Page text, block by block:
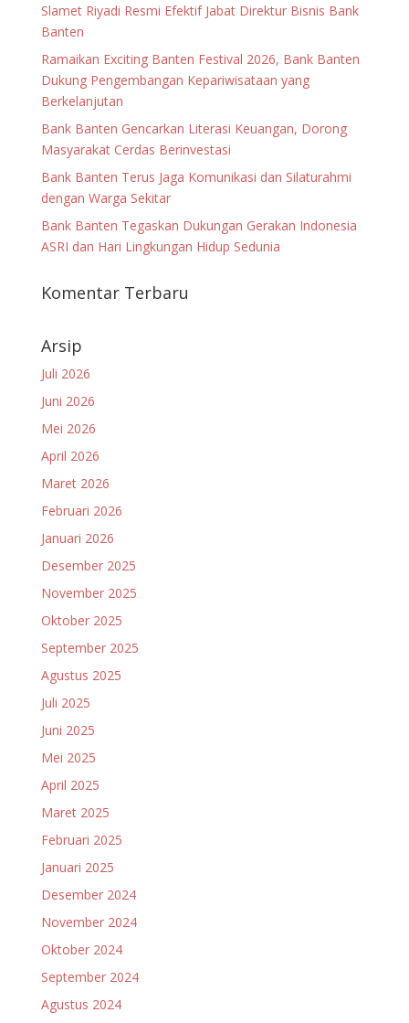
Slamet Riyadi Resmi Efektif Jabat Direktur Bisnis Bank
Banten
Ramaikan Exciting Banten Festival 2026, Bank Banten
Dukung Pengembangan Kepariwisataan yang
Berkelanjutan
Bank Banten Gencarkan Literasi Keuangan, Dorong
Masyarakat Cerdas Berinvestasi
Bank Banten Terus Jaga Komunikasi dan Silaturahmi
dengan Warga Sekitar
Bank Banten Tegaskan Dukungan Gerakan Indonesia
ASRI dan Hari Lingkungan Hidup Sedunia
Komentar Terbaru
Arsip
Juli 2026
Juni 2026
Mei 2026
April 2026
Maret 2026
Februari 2026
Januari 2026
Desember 2025
November 2025
Oktober 2025
September 2025
Agustus 2025
Juli 2025
Juni 2025
Mei 2025
April 2025
Maret 2025
Februari 2025
Januari 2025
Desember 2024
November 2024
Oktober 2024
September 2024
Agustus 2024